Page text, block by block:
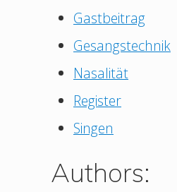
Gastbeitrag
Gesangstechnik
Nasalität
Register
Singen
Authors: